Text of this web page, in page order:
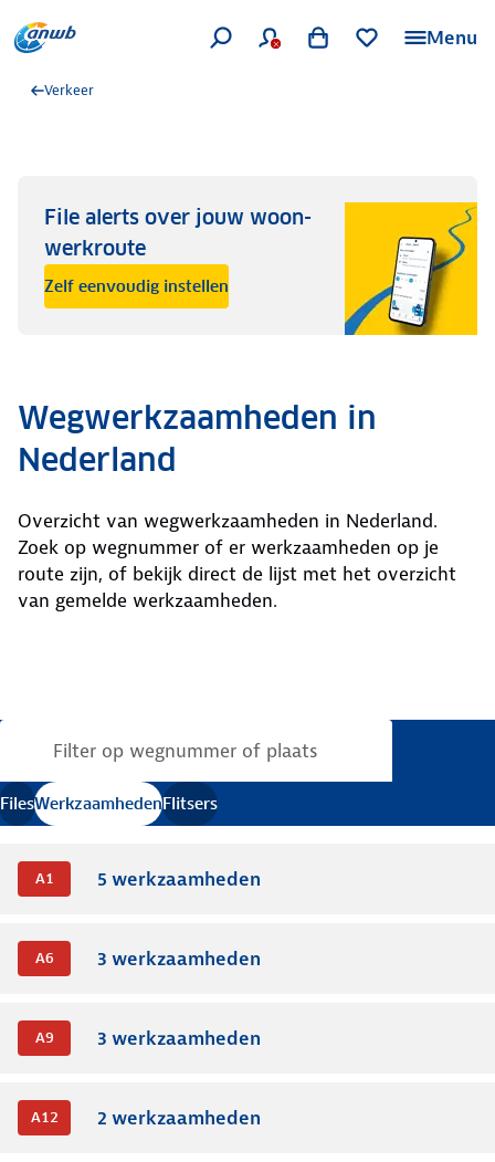
Menu
Verkeer
File alerts over jouw woon-
werkroute
Zelf eenvoudig instellen
Wegwerkzaamheden in
Nederland
Overzicht van wegwerkzaamheden in Nederland.
Zoek op wegnummer of er werkzaamheden op je
route zijn, of bekijk direct de lijst met het overzicht
van gemelde werkzaamheden.
FilesWerkzaamhedenFlitsers
A1 5 werkzaamheden
A6 3 werkzaamheden
A9 3 werkzaamheden
A12 2 werkzaamheden